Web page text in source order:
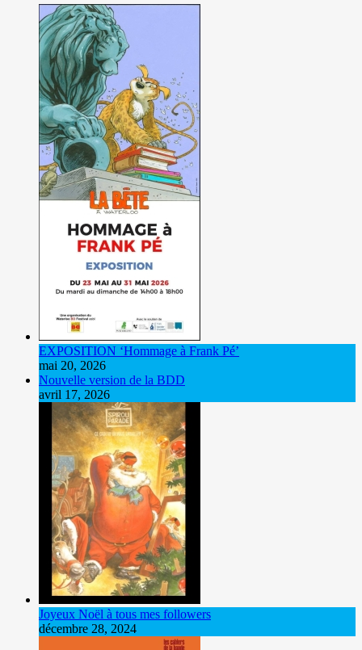
EXPOSITION ‘Hommage à Frank Pé’
mai 20, 2026
Nouvelle version de la BDD
avril 17, 2026
Joyeux Noël à tous mes followers
décembre 28, 2024